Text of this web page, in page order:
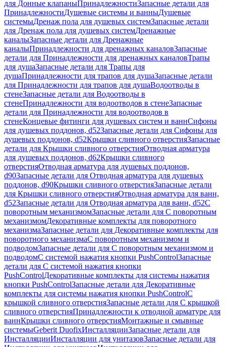
для Донные клапаныПринадлежностиЗапасные детали для
ПринадлежностиДушевые системы и ванныДушевые
системыДренаж пола для душевых системЗапасные детали
для Дренаж пола для душевых системДренажные
каналыЗапасные детали для Дренажные
каналыПринадлежности для дренажных каналовЗапасные
детали для Принадлежности для дренажных каналовТрапы
для душаЗапасные детали для Трапы для
душаПринадлежности для трапов для душаЗапасные детали
для Принадлежности для трапов для душаВодоотводы в
стенеЗапасные детали для Водоотводы в
стенеПринадлежности для водоотводов в стенеЗапасные
детали для Принадлежности для водоотводов в
стенеКонцевые фитинги для душевых систем и ваннСифоны
для душевых поддонов, d52Запасные детали для Сифоны для
душевых поддонов, d52Крышки сливного отверстияЗапасные
детали для Крышки сливного отверстияОтводная арматура
для душевых поддонов, d62Крышки сливного
отверстияОтводная арматура для душевых поддонов,
d90Запасные детали для Отводная арматура для душевых
поддонов, d90Крышки сливного отверстияЗапасные детали
для Крышки сливного отверстияОтводная арматура для ванн,
d52Запасные детали для Отводная арматура для ванн, d52С
поворотным механизмомЗапасные детали для С поворотным
механизмомДекоративные комплекты для поворотного
механизмаЗапасные детали для Декоративные комплекты для
поворотного механизмаС поворотным механизмом и
подводомЗапасные детали для С поворотным механизмом и
подводомС системой нажатия кнопки PushControlЗапасные
детали для С системой нажатия кнопки
PushControlДекоративные комплекты для системы нажатия
кнопки PushControlЗапасные детали для Декоративные
комплекты для системы нажатия кнопки PushControlС
крышкой сливного отверстияЗапасные детали для С крышкой
сливного отверстияПринадлежности к отводной арматуре для
ваннКрышки сливного отверстияМонтажные и смывные
системыGeberit DuofixИнсталляцииЗапасные детали для
ИнсталляцииИнсталляции для унитазовЗапасные детали для